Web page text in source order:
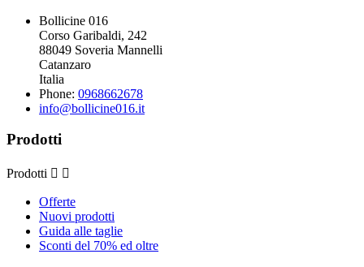
Bollicine 016
Corso Garibaldi, 242
88049 Soveria Mannelli
Catanzaro
Italia
Phone: 0968662678
info@bollicine016.it
Prodotti
Prodotti  
Offerte
Nuovi prodotti
Guida alle taglie
Sconti del 70% ed oltre